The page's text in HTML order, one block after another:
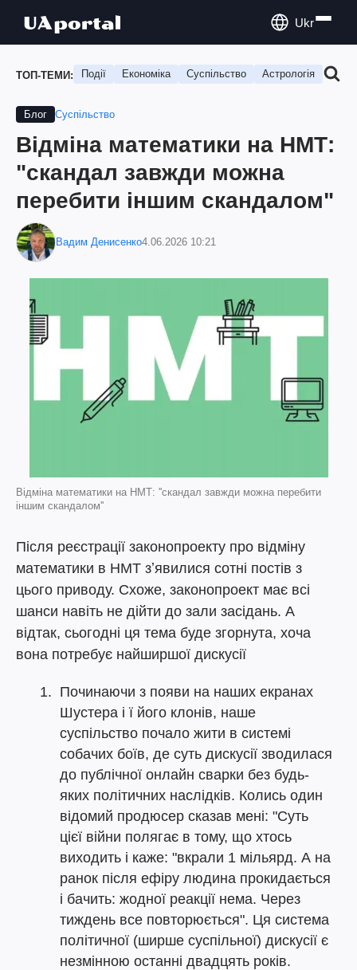
Ukr
ТОП-ТЕМИ: Події Економіка Суспільство Астрологія
Блог Суспільство
Відміна математики на НМТ:
"скандал завжди можна
перебити іншим скандалом"
Вадим Денисенко4.06.2026 10:21
Відміна математики на НМТ: ''скандал завжди можна перебити
іншим скандалом''
Після реєстрації законопроекту про відміну
математики в НМТ зʼявилися сотні постів з
цього приводу. Схоже, законопроект має всі
шанси навіть не дійти до зали засідань. А
відтак, сьогодні ця тема буде згорнута, хоча
вона потребує найширшої дискусії
Починаючи з появи на наших екранах
Шустера і ї його клонів, наше
суспільство почало жити в системі
собачих боїв, де суть дискусії зводилася
до публічної онлайн сварки без будь-
яких політичних наслідків. Колись один
відомий продюсер сказав мені: "Суть
цієї війни полягає в тому, що хтось
виходить і каже: "вкрали 1 мільярд. А на
ранок після ефіру людина прокидається
і бачить: жодної реакції нема. Через
тиждень все повторюється". Ця система
політичної (ширше суспільної) дискусії є
незмінною останні двадцять років.